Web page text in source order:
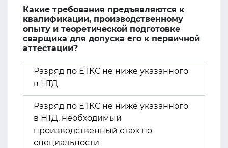
Какие требования предъявляются к
квалификации, производственному
опыту и теоретической подготовке
сварщика для допуска его к первичной
аттестации?
Разряд по ЕТКС не ниже указанного
в НТД
Разряд по ЕТКС не ниже указанного
в НТД, необходимый
производственный стаж по
специальности